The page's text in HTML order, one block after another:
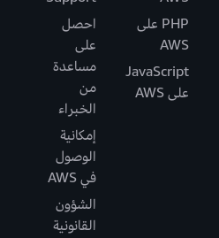
PHP على
AWS
JavaScript
على AWS
احصل
على
مساعدة
من
الخبراء
إمكانية
الوصول
في AWS
الشؤون
القانونية